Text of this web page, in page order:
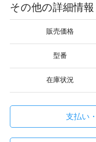
その他の詳細情報
販売価格
型番
在庫状況
支払い